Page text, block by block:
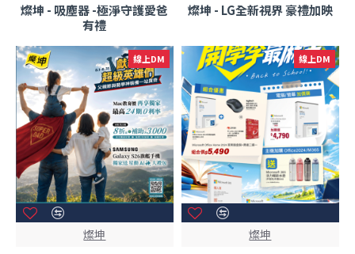
燦坤 - 吸塵器 -極淨守護愛爸
有禮
燦坤 - LG全新視界 豪禮加映
線上DM
燦坤
線上DM
燦坤